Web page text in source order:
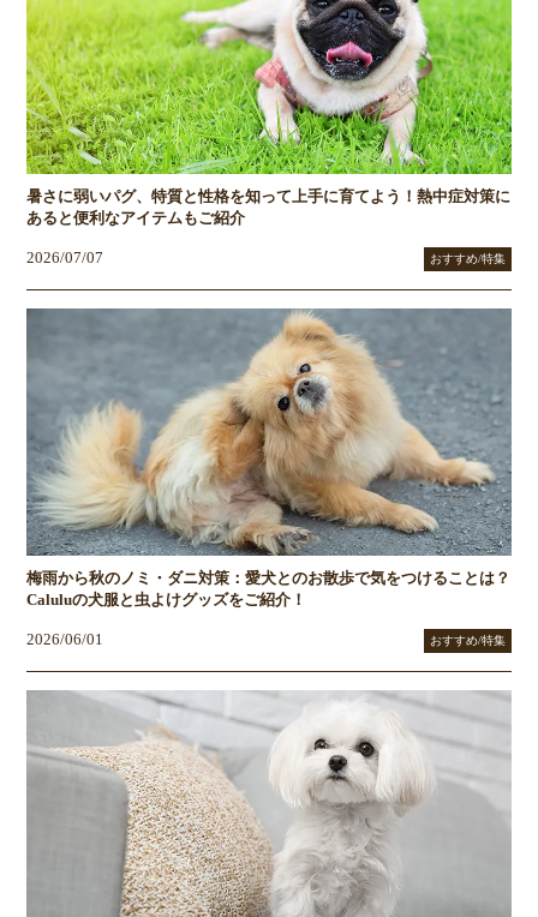
暑さに弱いパグ、特質と性格を知って上手に育てよう！熱中症対策に
あると便利なアイテムもご紹介
2026/07/07 おすすめ/特集
梅雨から秋のノミ・ダニ対策：愛犬とのお散歩で気をつけることは？
Caluluの犬服と虫よけグッズをご紹介！
2026/06/01 おすすめ/特集